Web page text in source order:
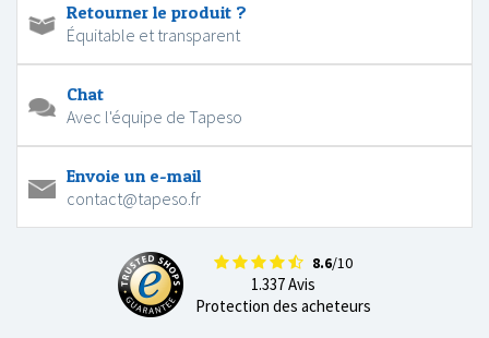
Retourner le produit ?
Équitable et transparent
Chat
Avec l'équipe de Tapeso
Envoie un e-mail
contact@tapeso.fr
8.6/10
1.337 Avis
Protection des acheteurs